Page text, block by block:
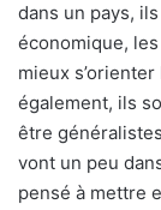
dans un pays,
économique,
mieux
également, ils
être
vont un peu
pensé à mettre